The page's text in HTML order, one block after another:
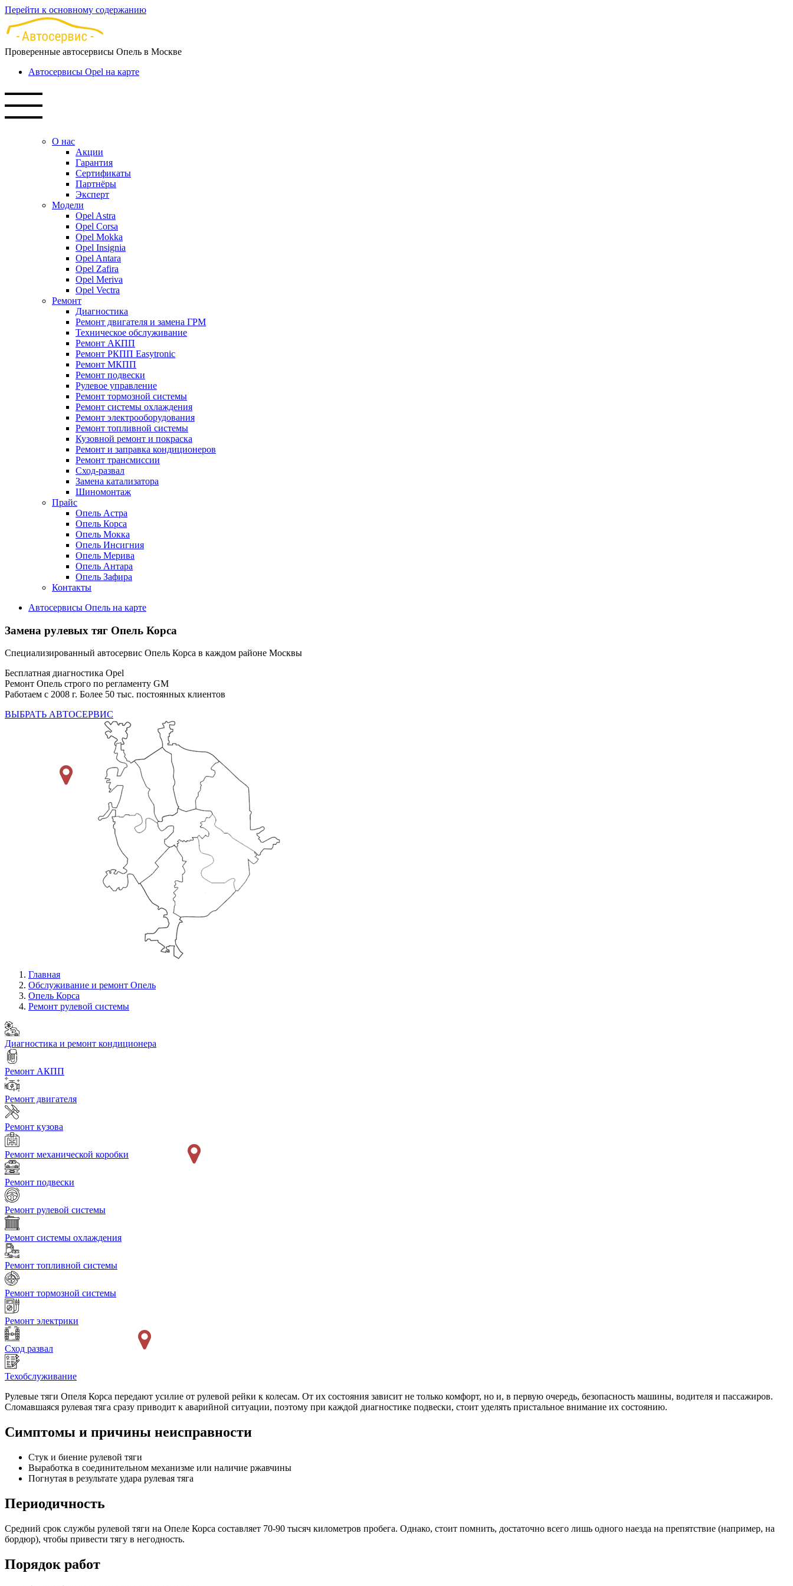
Перейти к основному содержанию
Проверенные автосервисы Опель в Москве
Автосервисы Opel на карте
О нас
Акции
Гарантия
Сертификаты
Партнёры
Эксперт
Модели
Opel Astra
Opel Corsa
Opel Mokka
Opel Insignia
Opel Antara
Opel Zafira
Opel Meriva
Opel Vectra
Ремонт
Диагностика
Ремонт двигателя и замена ГРМ
Техническое обслуживание
Ремонт АКПП
Ремонт РКПП Easytronic
Ремонт МКПП
Ремонт подвески
Рулевое управление
Ремонт тормозной системы
Ремонт системы охлаждения
Ремонт электрооборудования
Ремонт топливной системы
Кузовной ремонт и покраска
Ремонт и заправка кондиционеров
Ремонт трансмиссии
Сход-развал
Замена катализатора
Шиномонтаж
Прайс
Опель Астра
Опель Корса
Опель Мокка
Опель Инсигния
Опель Мерива
Опель Антара
Опель Зафира
Контакты
Автосервисы Опель на карте
Замена рулевых тяг Опель Корса
Специализированный автосервис Опель Корса в каждом районе Москвы
Бесплатная диагностика Opel
Ремонт Опель строго по регламенту GM
Работаем с 2008 г. Более 50 тыс. постоянных клиентов
ВЫБРАТЬ АВТОСЕРВИС
Главная
Обслуживание и ремонт Опель
Опель Корса
Ремонт рулевой системы
Диагностика и ремонт кондиционера
Ремонт АКПП
Ремонт двигателя
Ремонт кузова
Ремонт механической коробки
Ремонт подвески
Ремонт рулевой системы
Ремонт системы охлаждения
Ремонт топливной системы
Ремонт тормозной системы
Ремонт электрики
Сход развал
Техобслуживание
Рулевые тяги Опеля Корса передают усилие от рулевой рейки к колесам. От их состояния зависит не только комфорт, но и, в первую очередь, безопасность машины, водителя и пассажиров.
Сломавшаяся рулевая тяга сразу приводит к аварийной ситуации, поэтому при каждой диагностике подвески, стоит уделять пристальное внимание их состоянию.
Симптомы и причины неисправности
Стук и биение рулевой тяги
Выработка в соединительном механизме или наличие ржавчины
Погнутая в результате удара рулевая тяга
Периодичность
Средний срок службы рулевой тяги на Опеле Корса составляет 70-90 тысяч километров пробега. Однако, стоит помнить, достаточно всего лишь одного наезда на препятствие (например, на
бордюр), чтобы привести тягу в негодность.
Порядок работ